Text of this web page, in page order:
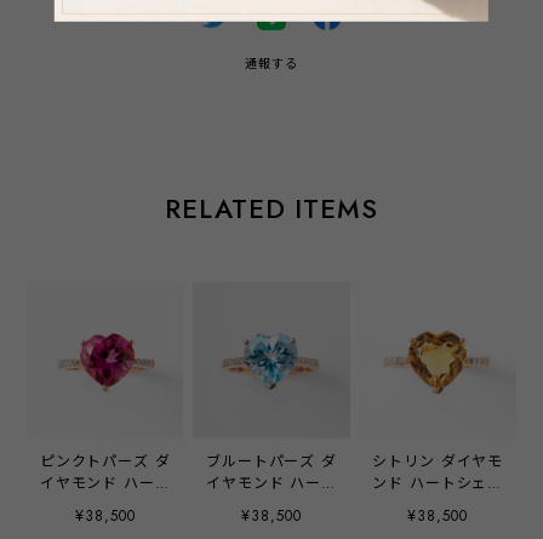
通報する
RELATED ITEMS
ピンクトパーズ ダ
イヤモンド ハート
シェイプリング ピ
ンクゴールド
¥38,500
ブルートパーズ ダ
イヤモンド ハート
シェイプリング ピ
ンクゴールド
¥38,500
シトリン ダイヤモ
ンド ハートシェイ
プリング ピンクゴ
ールド
¥38,500